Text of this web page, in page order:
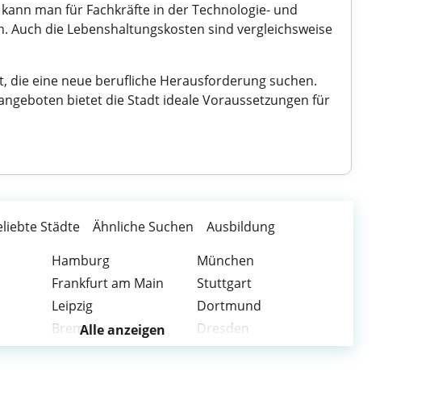
man für Fachkräfte in der Technologie- und
die Lebenshaltungskosten sind vergleichsweise
die eine neue berufliche Herausforderung suchen.
bietet die Stadt ideale Voraussetzungen für
Städte Ähnliche Suchen
Ausbildung
Hamburg
München
Frankfurt am Main
Stuttgart
Leipzig
Dortmund
Bremen
Dresden
Nürnberg
Duisburg
Alle anzeigen